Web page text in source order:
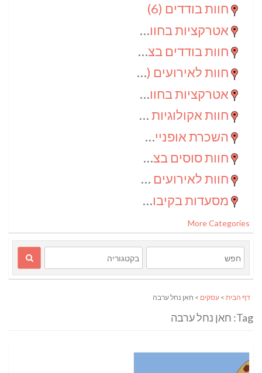
חוות בודדים (6)
אטרקציות בחוות
חוות בודדים בצפון
חוות לאירועים (4)
אטרקציות בחוות בדרום
חוות אקולוגיות(2)
השכרת אופניים
חוות סוסים בצפון
חוות לאירועים בדרום
מסעדות בקיבוצים
More Categories
דף הבית > עסקים > חאן נחל ערבה
Tag: חאן נחל ערבה